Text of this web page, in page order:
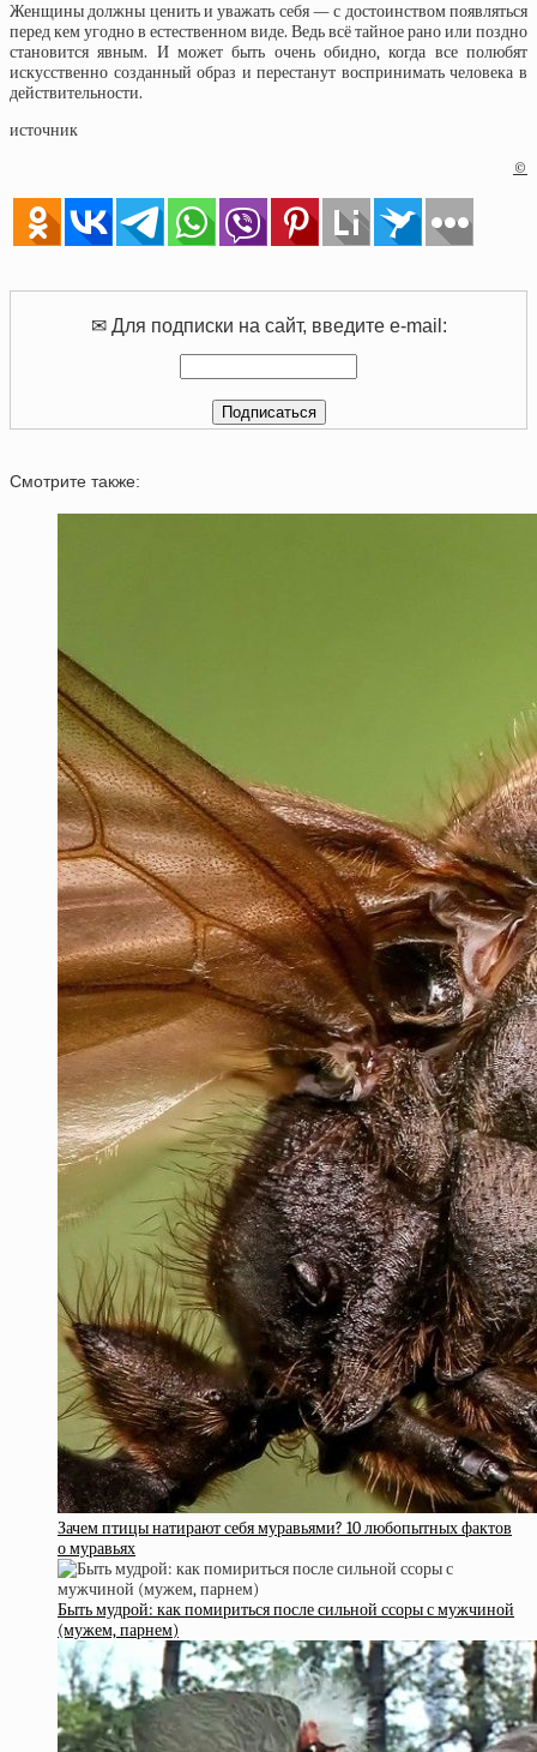
Женщины должны ценить и уважать себя — с достоинством появляться
перед кем угодно в естественном виде. Ведь всё тайное рано или поздно
становится явным. И может быть очень обидно, когда все полюбят
искусственно созданный образ и перестанут воспринимать человека в
действительности.
источник
©
✉ Для подписки на сайт, введите e-mail:
Смотрите также:
Зачем птицы натирают себя муравьями? 10 любопытных фактов
о муравьях
Быть мудрой: как помириться после сильной ссоры с мужчиной
(мужем, парнем)